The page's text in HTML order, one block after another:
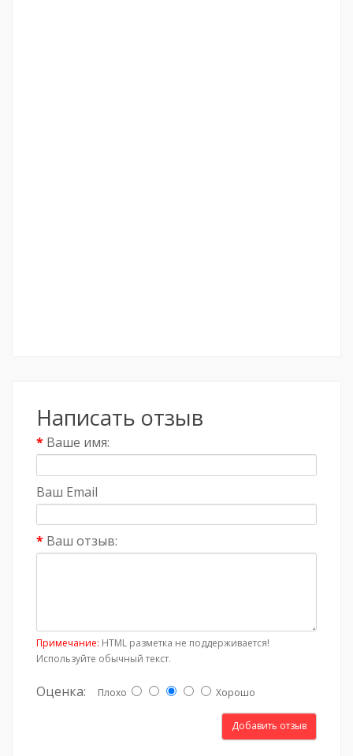
Написать отзыв
Ваше имя:
Ваш Email
Ваш отзыв:
Примечание: HTML разметка не поддерживается!
Используйте обычный текст.
Оценка: Плохо Хорошо
Добавить отзыв